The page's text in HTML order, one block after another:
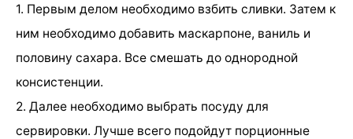
1. Первым делом необходимо взбить сливки. Затем к
ним необходимо добавить маскарпоне, ваниль и
половину сахара. Все смешать до однородной
консистенции.
2. Далее необходимо выбрать посуду для
сервировки. Лучше всего подойдут порционные